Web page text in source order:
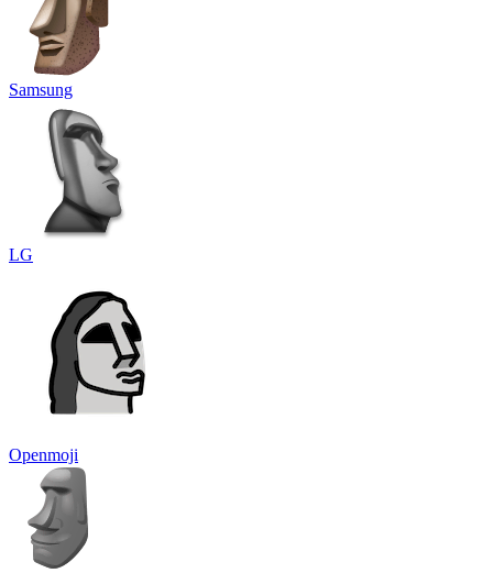
Samsung
LG
Openmoji